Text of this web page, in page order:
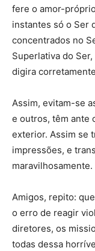
fere o amor-
instantes só o Ser
concentrados no
Superlativa do
digira
Assim, evitam-se
e outros, têm ante
exterior. Assim se
impressões, e
maravilhosamente.
Amigos, repito:
o erro de reagir
diretores, os
todas dessa